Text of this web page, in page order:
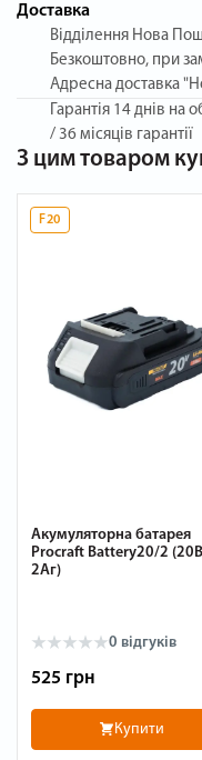
Доставка
Відділення Нова
Безкоштовно, при
Адресна доставка
Гарантія 14 днів на
/ 36 місяців гарантії
З цим товаром
F20
Акумуляторна батарея
Procraft Battery20/2
2Аг)
0 відгуків
525 грн
Купити